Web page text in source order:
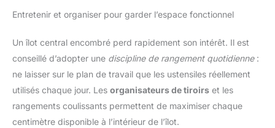
soutient votre colonne vertébrale, le repose-pieds soulage vos
discuter S'adaptent à divers styles : Les 2 tabourets noirs
surfaces en PU traditionnel et bases brillantes, ils s'intégrent à
divers styles de décoration, tout en conservant leur originalité
Entretenir et organiser pour garder l’espace fonctionnel
Un îlot central encombré perd rapidement son intérêt. Il est
conseillé d’adopter une discipline de rangement quotidienne:
ne laisser sur le plan de travail que les ustensiles réellement
utilisés chaque jour. Les organisateurs de tiroirs et les
rangements coulissants permettent de maximiser chaque
centimètre disponible à l’intérieur de l’îlot.